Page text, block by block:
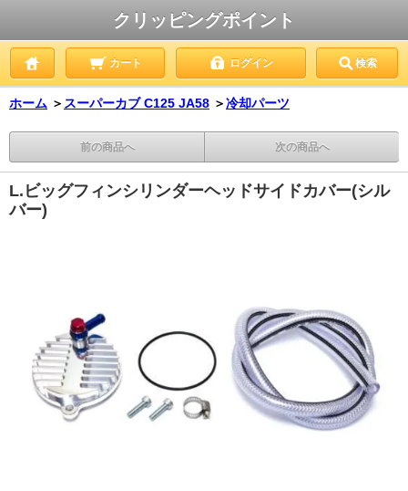
クリッピングポイント
カート ログイン 検索
ホーム ＞ スーパーカブ C125 JA58 ＞冷却パーツ
前の商品へ 次の商品へ
L.ビッグフィンシリンダーヘッドサイドカバー(シル
バー)